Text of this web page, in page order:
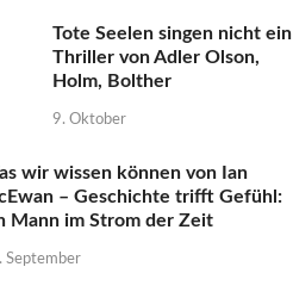
Tote Seelen singen nicht ein
Thriller von Adler Olson,
Holm, Bolther
9. Oktober
wir wissen können von Ian
– Geschichte trifft Gefühl:
Mann im Strom der Zeit
September